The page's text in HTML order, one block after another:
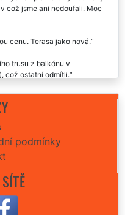
k nepoznání.
kompletně celý zasklený
trusu z balkónu v
podmínky